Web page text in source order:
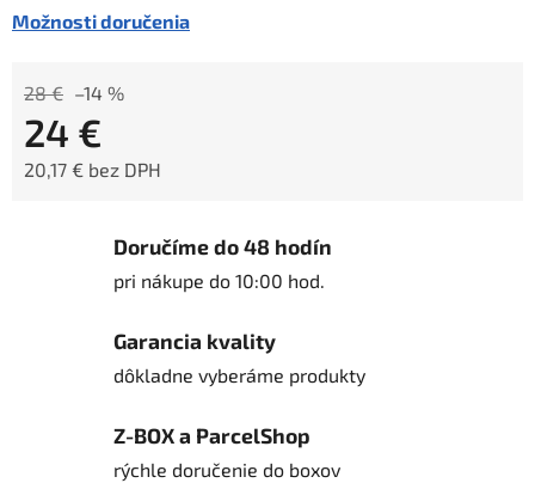
Možnosti doručenia
28 € –14 %
24 €
20,17 € bez DPH
Doručíme do 48 hodín
pri nákupe do 10:00 hod.
Garancia kvality
dôkladne vyberáme produkty
Z-BOX a ParcelShop
rýchle doručenie do boxov